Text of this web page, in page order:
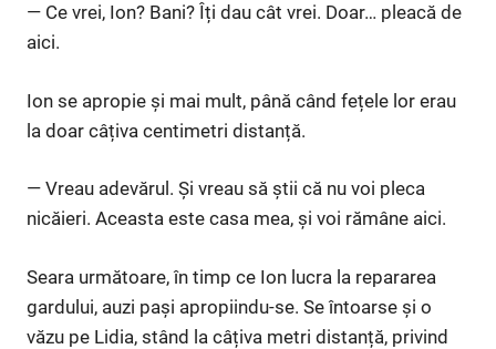
— Ce vrei, Ion? Bani? Îți dau cât vrei. Doar… pleacă de
aici.
Ion se apropie și mai mult, până când fețele lor erau
la doar câțiva centimetri distanță.
— Vreau adevărul. Și vreau să știi că nu voi pleca
nicăieri. Aceasta este casa mea, și voi rămâne aici.
Seara următoare, în timp ce Ion lucra la repararea
gardului, auzi pași apropiindu-se. Se întoarse și o
văzu pe Lidia, stând la câțiva metri distanță, privind